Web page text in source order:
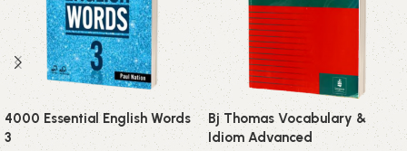
4000 Essential English Words
3
Bj Thomas Vocabulary &
Idiom Advanced